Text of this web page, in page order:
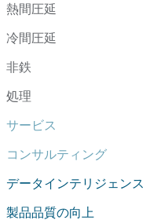
熱間圧延
冷間圧延
非鉄
処理
サービス
コンサルティング
データインテリジェンス
製品品質の向上